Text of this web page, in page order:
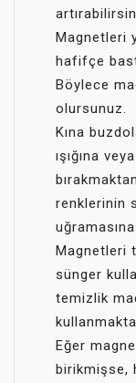
Magnetleri
hafifçe
Böylece
olursunuz.
Kına
ışığına
renklerinin
Magnetleri
sünger
temizlik
Eğer
birikmişse,